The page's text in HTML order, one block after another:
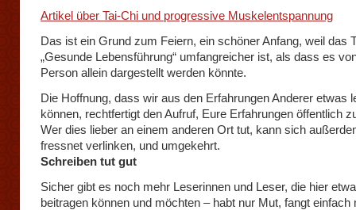
Artikel über Tai-Chi und progressive Muskelentspannung
Das ist ein Grund zum Feiern, ein schöner Anfang, weil das
„Gesunde Lebensführung“ umfangreicher ist, als dass es
Person allein dargestellt werden könnte.
Die Hoffnung, dass wir aus den Erfahrungen Anderer etwas
können, rechtfertigt den Aufruf, Eure Erfahrungen öffentlich
Wer dies lieber an einem anderen Ort tut, kann sich
fressnet verlinken, und umgekehrt.
Schreiben tut gut
Sicher gibt es noch mehr Leserinnen und Leser, die hier
beitragen können und möchten – habt nur Mut, fangt einfach